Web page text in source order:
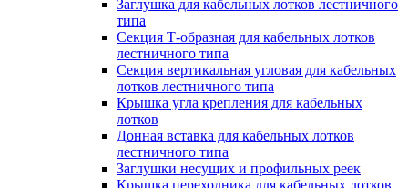
Заглушка для кабельных лотков лестничного
типа
Секция Т-образная для кабельных лотков
лестничного типа
Секция вертикальная угловая для кабельных
лотков лестничного типа
Крышка угла крепления для кабельных
лотков
Донная вставка для кабельных лотков
лестничного типа
Заглушки несущих и профильных реек
Крышка переходника для кабельных лотков